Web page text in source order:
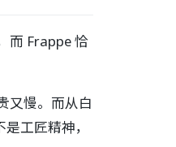
而 Frappe 恰
又慢。而从白
工匠精神，